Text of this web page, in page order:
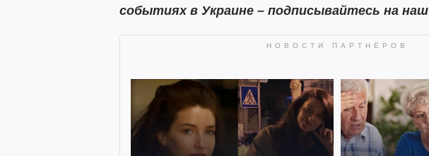
событиях в Украине – подписывайтесь на наш